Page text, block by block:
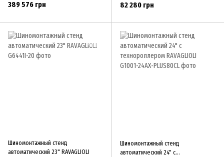
389 576 грн 82 280 грн
Шиномонтажный стенд
автоматический 23" RAVAGLIOLI
Шиномонтажный стенд
автоматический 24" с